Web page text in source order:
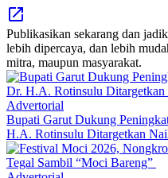
Publikasikan sekarang dan
lebih dipercaya, dan lebih
mitra, maupun masyarakat.
Advertorial
Bupati Garut Dukung
H.A. Rotinsulu Ditargetkan